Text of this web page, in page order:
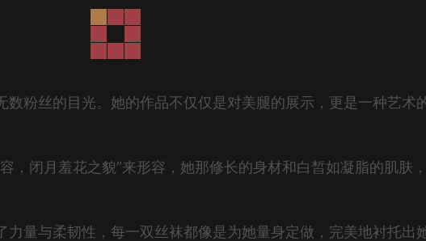
数粉丝的目光。她的作品不仅仅是对美腿的展示，更是一种艺术
，闭月羞花之貌”来形容，她那修长的身材和白皙如凝脂的肌肤
力量与柔韧性，每一双丝袜都像是为她量身定做，完美地衬托出